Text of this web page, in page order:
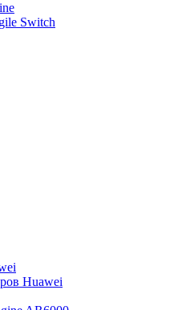
Switch
Huawei